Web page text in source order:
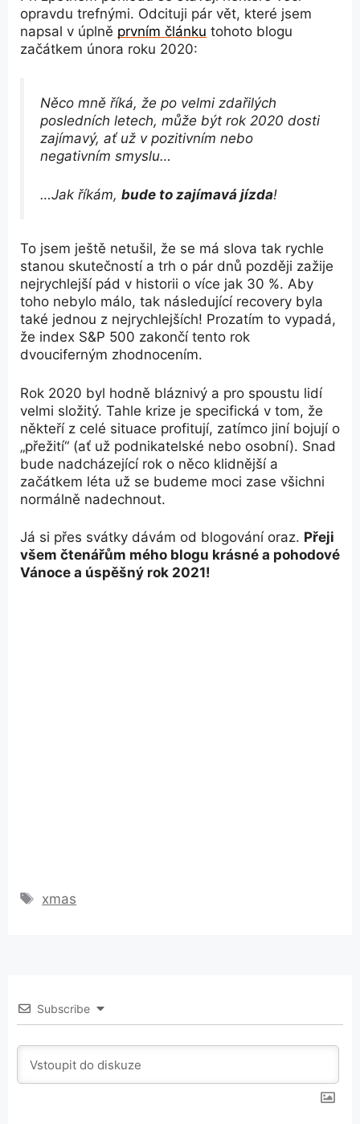
opravdu trefnými. Odcituji pár vět, které jsem
napsal v úplně prvním článku tohoto blogu
začátkem února roku 2020:
Něco mně říká, že po velmi zdařilých
posledních letech, může být rok 2020 dosti
zajímavý, ať už v pozitivním nebo
negativním smyslu…
…Jak říkám, bude to zajímavá jízda!
To jsem ještě netušil, že se má slova tak rychle
stanou skutečností a trh o pár dnů později zažije
nejrychlejší pád v historii o více jak 30 %. Aby
toho nebylo málo, tak následující recovery byla
také jednou z nejrychlejších! Prozatím to vypadá,
že index S&P 500 zakončí tento rok
dvouciferným zhodnocením.
Rok 2020 byl hodně bláznivý a pro spoustu lidí
velmi složitý. Tahle krize je specifická v tom, že
někteří z celé situace profitují, zatímco jiní bojují o
„přežití“ (ať už podnikatelské nebo osobní). Snad
bude nadcházející rok o něco klidnější a
začátkem léta už se budeme moci zase všichni
normálně nadechnout.
Já si přes svátky dávám od blogování oraz. Přeji
všem čtenářům mého blogu krásné a pohodové
Vánoce a úspěšný rok 2021!
Štítky
xmas
Subscribe